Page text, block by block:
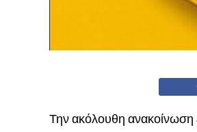
Την ακόλουθη